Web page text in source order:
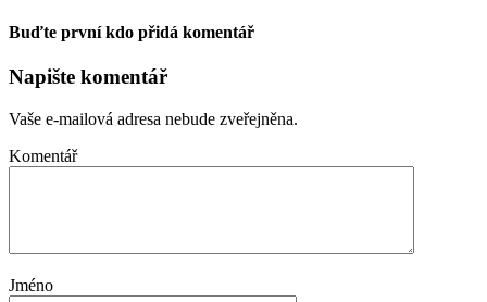
Buďte první kdo přidá komentář
Napište komentář
Vaše e-mailová adresa nebude zveřejněna.
Komentář
Jméno